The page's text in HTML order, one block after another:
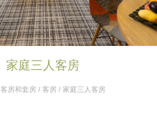
家庭三人客房
客房和套房 / 客房 / 家庭三人客房